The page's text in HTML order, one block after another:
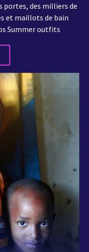
portes, des milliers de
et maillots de bain
Summer outfits